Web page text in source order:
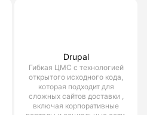
Drupal
Гибкая ЦМС с технологией
открытого исходного кода,
которая подходит для
сложных сайтов доставки ,
включая корпоративные